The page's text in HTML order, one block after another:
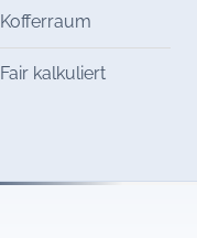
Kofferraum
Fair kalkuliert